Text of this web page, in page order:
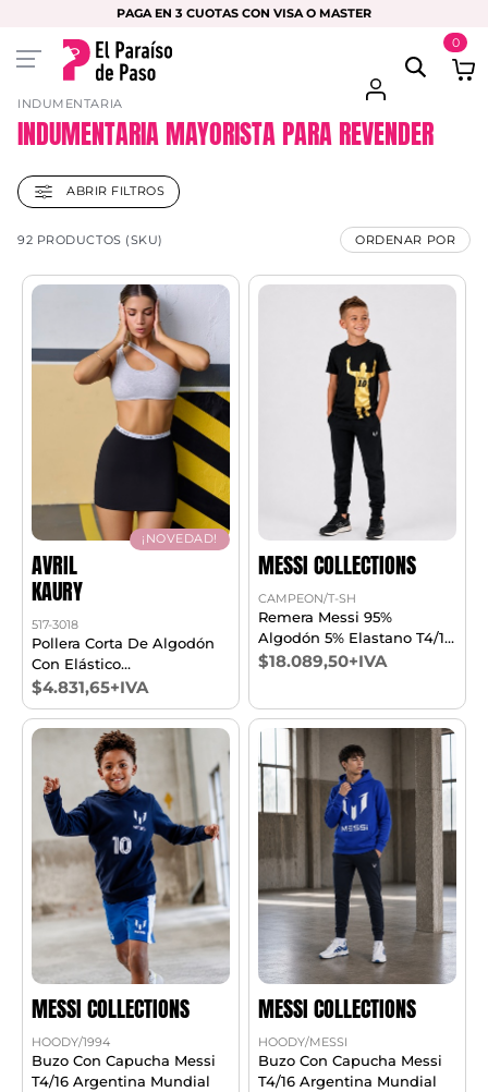
PAGA EN 3 CUOTAS CON VISA O MASTER
0
INDUMENTARIA
INDUMENTARIA MAYORISTA PARA REVENDER
ABRIR FILTROS
92 PRODUCTOS (SKU) ORDENAR POR
¡NOVEDAD!
AVRIL
KAURY
517-3018
Pollera Corta De Algodón
Con Elástico
Personalizado. T1/4
$4.831,65+IVA
MESSI COLLECTIONS
CAMPEON/T-SH
Remera Messi 95%
Algodón 5% Elastano T4/16
Argentina Mundial
$18.089,50+IVA
MESSI COLLECTIONS
HOODY/1994
Buzo Con Capucha Messi
T4/16 Argentina Mundial
MESSI COLLECTIONS
HOODY/MESSI
Buzo Con Capucha Messi
T4/16 Argentina Mundial